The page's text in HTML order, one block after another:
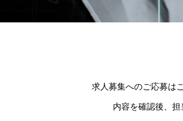
求人募集へのご応募は
内容を確認後、担